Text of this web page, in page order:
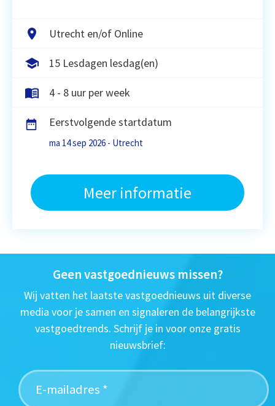
Utrecht en/of Online
15 Lesdagen lesdag(en)
4 - 8 uur per week
Eerstvolgende startdatum
ma 14 sep 2026 - Utrecht
Meer informatie
Geen vastgoednieuws missen?
Wij vatten het laatste vastgoednieuws uit diverse
media voor je samen en signaleren de belangrijkste
vastgoedtrends. Schrijf je in voor onze gratis
nieuwsbrief: